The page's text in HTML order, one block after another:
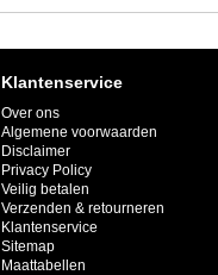
Klantenservice
Over ons
Algemene voorwaarden
Disclaimer
Privacy Policy
Veilig betalen
Verzenden & retourneren
Klantenservice
Sitemap
Maattabellen